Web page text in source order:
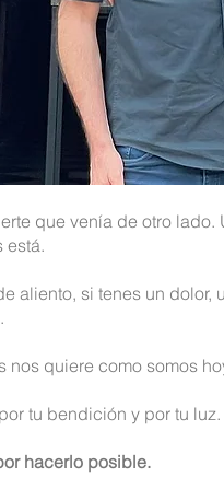
que venía de otro
está.
aliento, si tenes un
nos quiere como somos
por tu bendición y por tu luz.
hacerlo posible.